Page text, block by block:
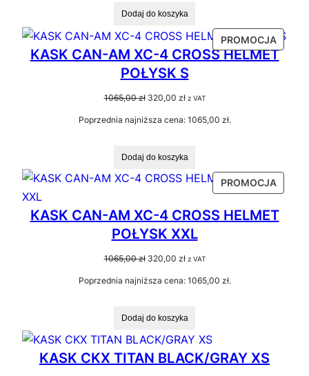
Dodaj do koszyka
PROMOCJA
W
KASK CAN-AM XC-4 CROSS HELMET
POŁYSK S
1065,00zł Pierwotna
wynosiła:
320,00 złAktualna
wynosi:
z VAT
Poprzednia najniższa cena: 1065,00 zł.
Dodaj do koszyka
PROMOCJA
W
KASK CAN-AM XC-4 CROSS HELMET
POŁYSK XXL
1065,00zł Pierwotna
wynosiła:
320,00 złAktualna
wynosi:
z VAT
Poprzednia najniższa cena: 1065,00 zł.
Dodaj do koszyka
KASK CKX TITAN BLACK/GRAY XS